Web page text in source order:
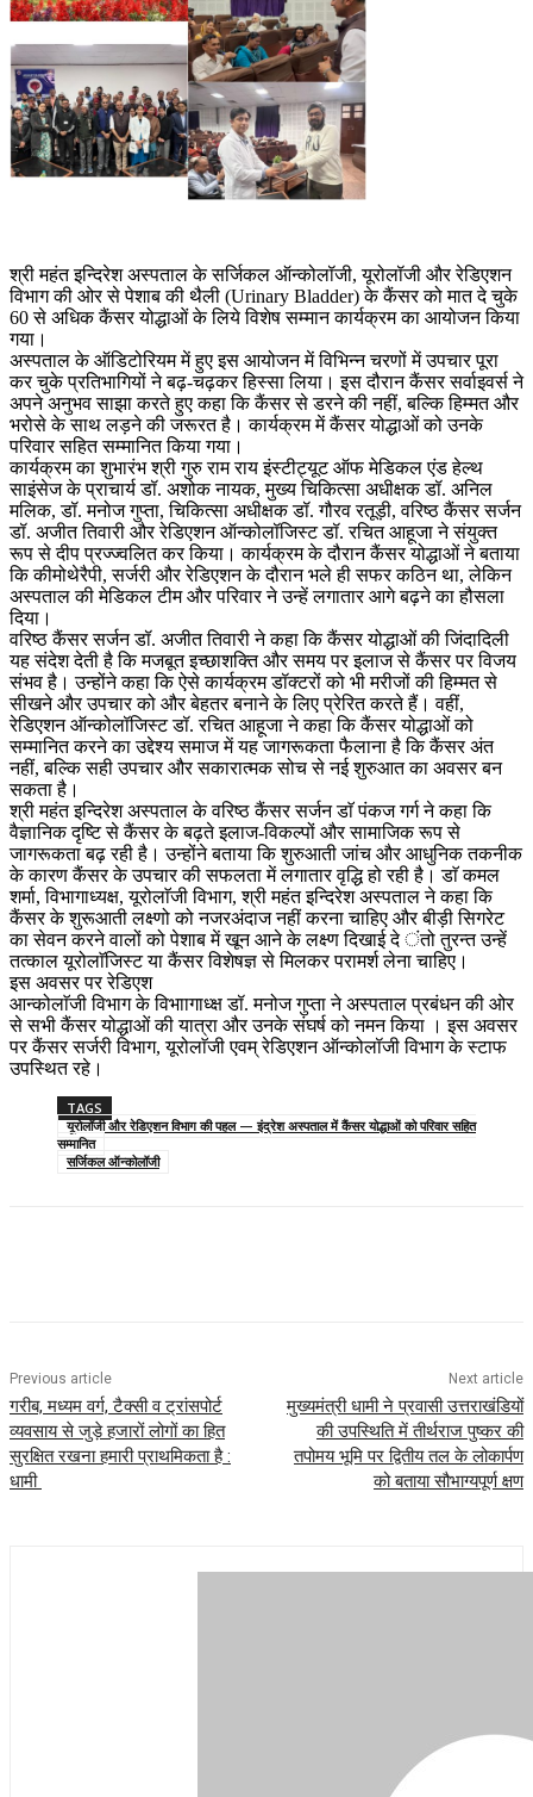
श्री महंत इन्दिरेश अस्पताल के सर्जिकल ऑन्कोलॉजी, यूरोलॉजी और रेडिएशन
विभाग की ओर से पेशाब की थैली (Urinary Bladder) के कैंसर को मात दे चुके
60 से अधिक कैंसर योद्धाओं के लिये विशेष सम्मान कार्यक्रम का आयोजन किया
गया।
अस्पताल के ऑडिटोरियम में हुए इस आयोजन में विभिन्न चरणों में उपचार पूरा
कर चुके प्रतिभागियों ने बढ़-चढ़कर हिस्सा लिया। इस दौरान कैंसर सर्वाइवर्स ने
अपने अनुभव साझा करते हुए कहा कि कैंसर से डरने की नहीं, बल्कि हिम्मत और
भरोसे के साथ लड़ने की जरूरत है। कार्यक्रम में कैंसर योद्धाओं को उनके
परिवार सहित सम्मानित किया गया।
कार्यक्रम का शुभारंभ श्री गुरु राम राय इंस्टीट्यूट ऑफ मेडिकल एंड हेल्थ
साइंसेज के प्राचार्य डॉ. अशोक नायक, मुख्य चिकित्सा अधीक्षक डॉ. अनिल
मलिक, डॉ. मनोज गुप्ता, चिकित्सा अधीक्षक डॉ. गौरव रतूड़ी, वरिष्ठ कैंसर सर्जन
डॉ. अजीत तिवारी और रेडिएशन ऑन्कोलॉजिस्ट डॉ. रचित आहूजा ने संयुक्त
रूप से दीप प्रज्ज्वलित कर किया। कार्यक्रम के दौरान कैंसर योद्धाओं ने बताया
कि कीमोथेरैपी, सर्जरी और रेडिएशन के दौरान भले ही सफर कठिन था, लेकिन
अस्पताल की मेडिकल टीम और परिवार ने उन्हें लगातार आगे बढ़ने का हौसला
दिया।
वरिष्ठ कैंसर सर्जन डॉ. अजीत तिवारी ने कहा कि कैंसर योद्धाओं की जिंदादिली
यह संदेश देती है कि मजबूत इच्छाशक्ति और समय पर इलाज से कैंसर पर विजय
संभव है। उन्होंने कहा कि ऐसे कार्यक्रम डॉक्टरों को भी मरीजों की हिम्मत से
सीखने और उपचार को और बेहतर बनाने के लिए प्रेरित करते हैं। वहीं,
रेडिएशन ऑन्कोलॉजिस्ट डॉ. रचित आहूजा ने कहा कि कैंसर योद्धाओं को
सम्मानित करने का उद्देश्य समाज में यह जागरूकता फैलाना है कि कैंसर अंत
नहीं, बल्कि सही उपचार और सकारात्मक सोच से नई शुरुआत का अवसर बन
सकता है।
श्री महंत इन्दिरेश अस्पताल के वरिष्ठ कैंसर सर्जन डाॅ पंकज गर्ग ने कहा कि
वैज्ञानिक दृष्टि से कैंसर के बढ़ते इलाज-विकल्पों और सामाजिक रूप से
जागरूकता बढ़ रही है। उन्होंने बताया कि शुरुआती जांच और आधुनिक तकनीक
के कारण कैंसर के उपचार की सफलता में लगातार वृद्धि हो रही है। डाॅ कमल
शर्मा, विभागाध्यक्ष, यूरोलाॅजी विभाग, श्री महंत इन्दिरेश अस्पताल ने कहा कि
कैंसर के शुरूआती लक्ष्णो को नजरअंदाज नहीं करना चाहिए और बीड़ी सिगरेट
का सेवन करने वालों को पेशाब में खून आने के लक्ष्ण दिखाई दे ंतो तुरन्त उन्हें
तत्काल यूरोलाॅजिस्ट या कैंसर विशेषज्ञ से मिलकर परामर्श लेना चाहिए।
इस अवसर पर रेडिएश
आन्कोलाॅजी विभाग के विभाागाध्क्ष डॉ. मनोज गुप्ता ने अस्पताल प्रबंधन की ओर
से सभी कैंसर योद्धाओं की यात्रा और उनके संघर्ष को नमन किया । इस अवसर
पर कैंसर सर्जरी विभाग, यूरोलाॅजी एवम् रेडिएशन ऑन्कोलॉजी विभाग के स्टाफ
उपस्थित रहे।
TAGS
यूरोलॉजी और रेडिएशन विभाग की पहल — इंद्रेश अस्पताल में कैंसर योद्धाओं को परिवार सहित
सम्मानित
सर्जिकल ऑन्कोलॉजी
Previous article
गरीब, मध्यम वर्ग, टैक्सी व ट्रांसपोर्ट
व्यवसाय से जुड़े हजारों लोगों का हित
सुरक्षित रखना हमारी प्राथमिकता है :
धामी
Next article
मुख्यमंत्री धामी ने प्रवासी उत्तराखंडियों
की उपस्थिति में तीर्थराज पुष्कर की
तपोमय भूमि पर द्वितीय तल के लोकार्पण
को बताया सौभाग्यपूर्ण क्षण